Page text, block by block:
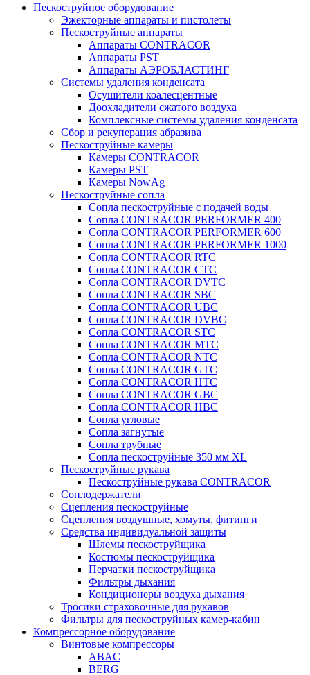
Пескоструйное оборудование
Эжекторные аппараты и пистолеты
Пескоструйные аппараты
Аппараты CONTRACOR
Аппараты PST
Аппараты АЭРОБЛАСТИНГ
Системы удаления конденсата
Осушители коалесцентные
Доохладители сжатого воздуха
Комплексные системы удаления конденсата
Сбор и рекуперация абразива
Пескоструйные камеры
Камеры CONTRACOR
Камеры PST
Камеры NowAg
Пескоструйные сопла
Сопла пескоструйные с подачей воды
Сопла CONTRACOR PERFORMER 400
Сопла CONTRACOR PERFORMER 600
Сопла CONTRACOR PERFORMER 1000
Сопла CONTRACOR RTC
Сопла CONTRACOR CTC
Сопла CONTRACOR DVTC
Сопла CONTRACOR SBC
Сопла CONTRACOR UBC
Сопла CONTRACOR DVBC
Сопла CONTRACOR STC
Сопла CONTRACOR MTC
Сопла CONTRACOR NTC
Сопла CONTRACOR GTC
Сопла CONTRACOR HTC
Сопла CONTRACOR GBC
Сопла CONTRACOR HBC
Сопла угловые
Сопла загнутые
Сопла трубные
Сопла пескоструйные 350 мм XL
Пескоструйные рукава
Пескоструйные рукава CONTRACOR
Соплодержатели
Сцепления пескоструйные
Сцепления воздушные, хомуты, фитинги
Средства индивидуальной защиты
Шлемы пескоструйщика
Костюмы пескоструйщика
Перчатки пескоструйщика
Фильтры дыхания
Кондиционеры воздуха дыхания
Тросики страховочные для рукавов
Фильтры для пескоструйных камер-кабин
Компрессорное оборудование
Винтовые компрессоры
ABAC
BERG